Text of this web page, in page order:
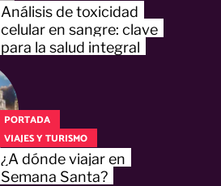
Análisis de toxicidad
celular en sangre: clave
para la salud integral
PORTADA
VIAJES Y TURISMO
¿A dónde viajar en
Semana Santa?